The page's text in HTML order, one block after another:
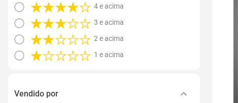
4 e acima
3 e acima
2 e acima
1 e acima
Vendido por